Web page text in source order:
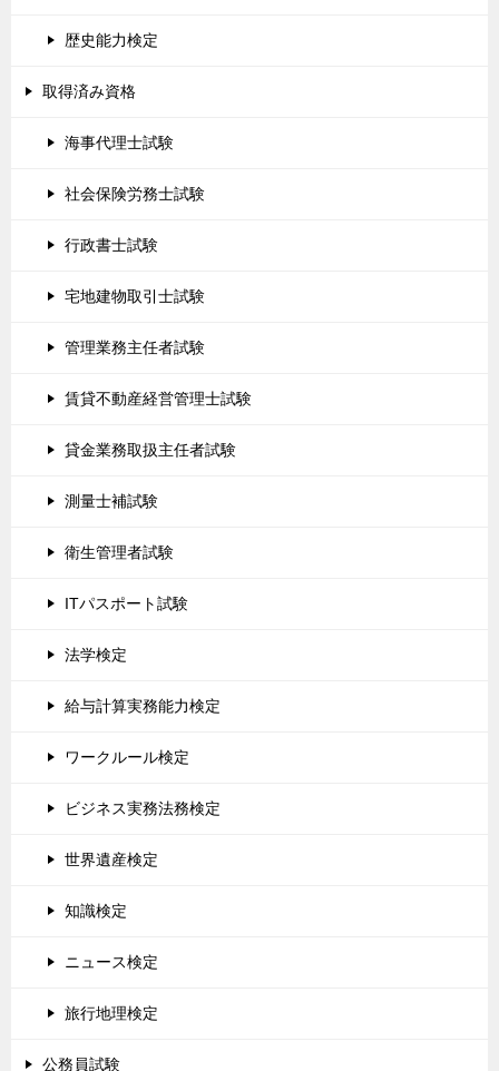
歴史能力検定
取得済み資格
海事代理士試験
社会保険労務士試験
行政書士試験
宅地建物取引士試験
管理業務主任者試験
賃貸不動産経営管理士試験
貸金業務取扱主任者試験
測量士補試験
衛生管理者試験
ITパスポート試験
法学検定
給与計算実務能力検定
ワークルール検定
ビジネス実務法務検定
世界遺産検定
知識検定
ニュース検定
旅行地理検定
公務員試験